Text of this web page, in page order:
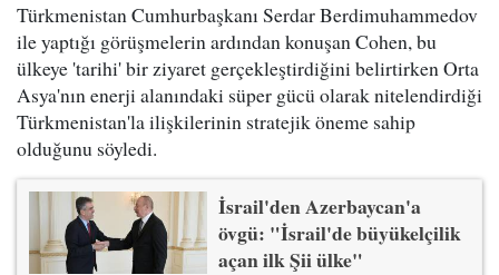
Türkmenistan Cumhurbaşkanı SerdarBerdimuhammedov
ile yaptığı görüşmelerin ardından konuşan Cohen, bu
ülkeye 'tarihi' bir ziyaret gerçekleştirdiğini belirtirken Orta
Asya'nın enerji alanındaki süper gücü olarak nitelendirdiği
Türkmenistan'la ilişkilerinin stratejik öneme sahip
olduğunu söyledi.
İsrail'den Azerbaycan'a
övgü: "İsrail'de büyükelçilik
açan ilk Şii ülke"